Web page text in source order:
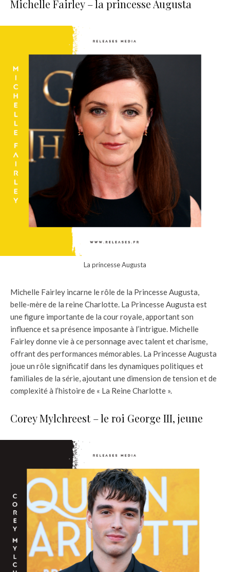
Michelle Fairley – la princesse Augusta
La princesse Augusta
Michelle Fairley incarne le rôle de la Princesse Augusta,
belle-mère de la reine Charlotte. La Princesse Augusta est
une figure importante de la cour royale, apportant son
influence et sa présence imposante à l’intrigue. Michelle
Fairley donne vie à ce personnage avec talent et charisme,
offrant des performances mémorables. La Princesse Augusta
joue un rôle significatif dans les dynamiques politiques et
familiales de la série, ajoutant une dimension de tension et de
complexité à l’histoire de « La Reine Charlotte ».
Corey Mylchreest – le roi George III, jeune